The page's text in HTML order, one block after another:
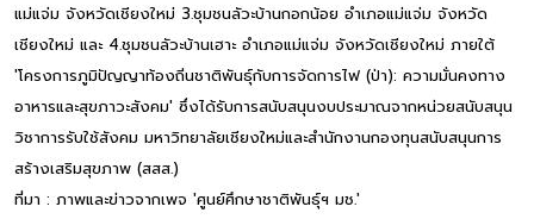
แม่แจ่ม จังหวัดเชียงใหม่ 3.ชุมชนลัวะบ้านกอกน้อย อำเภอแม่แจ่ม จังหวัด
เชียงใหม่ และ 4.ชุมชนลัวะบ้านเฮาะ อำเภอแม่แจ่ม จังหวัดเชียงใหม่ ภายใต้
'โครงการภูมิปัญญาท้องถิ่นชาติพันธุ์กับการจัดการไฟ (ป่า): ความมั่นคงทาง
อาหารและสุขภาวะสังคม' ซึ่งได้รับการสนับสนุนงบประมาณจากหน่วยสนับสนุน
วิชาการรับใช้สังคม มหาวิทยาลัยเชียงใหม่และสำนักงานกองทุนสนับสนุนการ
สร้างเสริมสุขภาพ (สสส.)
ที่มา : ภาพและข่าวจากเพจ 'ศูนย์ศึกษาชาติพันธุ์ฯ มช.'